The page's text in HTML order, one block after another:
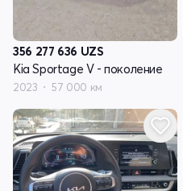
356 277 636 UZS
Kia Sportage V - поколение
2023 57 000 км